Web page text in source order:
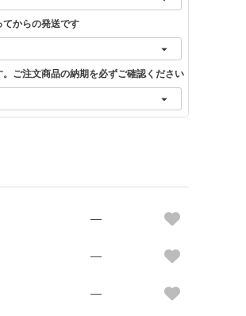
からの発送です
ご注文商品の納期を必ずご確認ください
—
—
—